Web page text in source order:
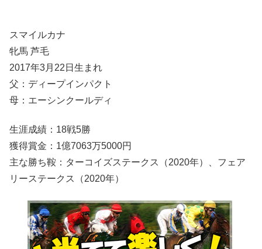
スマイルカナ
牝馬 芦毛
2017年3月22日生まれ
父：ディープインパクト
母：エーシンクールディ
生涯成績：18戦5勝
獲得賞金：1億7063万5000円
主な勝ち鞍：ターコイズステークス（2020年）、フェア
リーステークス（2020年）